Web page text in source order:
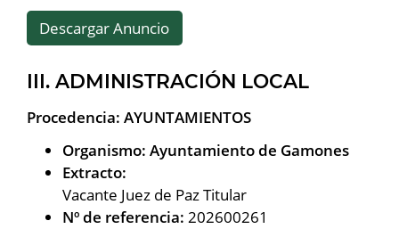
Descargar Anuncio
III. ADMINISTRACIÓN LOCAL
Procedencia: AYUNTAMIENTOS
Organismo: Ayuntamiento de Gamones
Extracto:
Vacante Juez de Paz Titular
Nº de referencia: 202600261